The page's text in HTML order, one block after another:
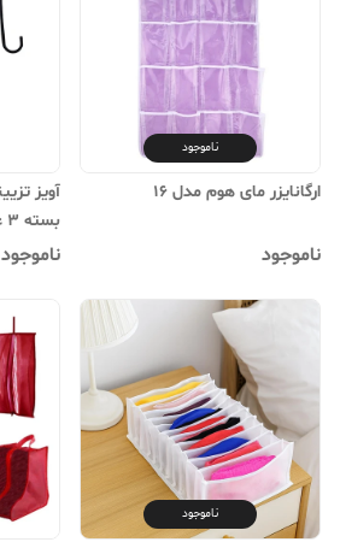
ناموجود
ارگانایزر مای هوم مدل 16
ناموجود
بسته 3 عددی
ناموجود
ناموجود